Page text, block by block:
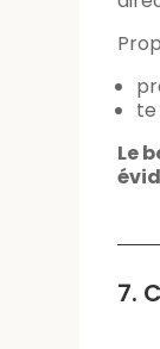
Le
7.